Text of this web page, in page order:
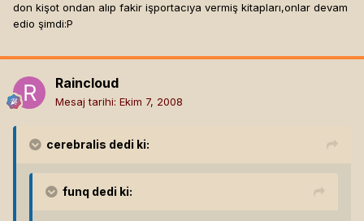
don kişot ondan alıp fakir işportacıya vermiş kitapları,onlar devam
edio şimdi:P
Raincloud
Mesaj tarihi: Ekim 7, 2008
cerebralis dedi ki:
funq dedi ki: